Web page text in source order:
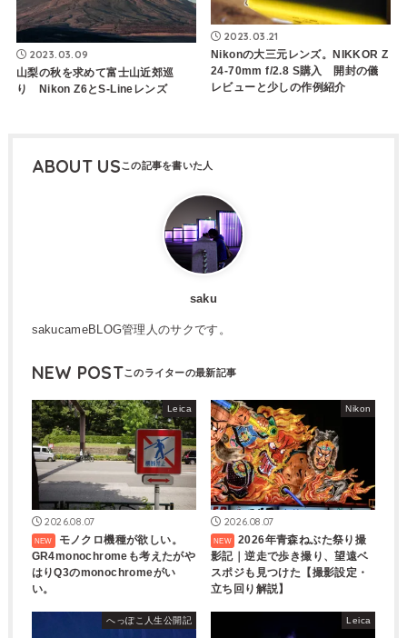
2023.03.09
山梨の秋を求めて富士山近郊巡
り Nikon Z6とS-Lineレンズ
2023.03.21
Nikonの大三元レンズ。NIKKOR Z
24-70mm f/2.8 S購入 開封の儀
レビューと少しの作例紹介
ABOUT US
saku
sakucameBLOG管理人のサクです。
NEW POST
Leica
2026.08.07
モノクロ機種が欲しい。
GR4monochromeも考えたがや
はりQ3のmonochromeがい
い。
Nikon
2026.08.07
2026年青森ねぶた祭り撮
影記｜逆走で歩き撮り、望遠ベ
スポジも見つけた【撮影設定・
立ち回り解説】
へっぽこ人生公開記 Leica